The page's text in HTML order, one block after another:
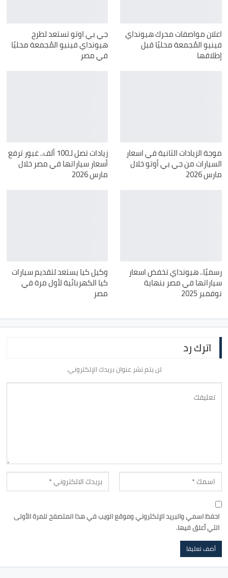
اعلان مواصفات محرك هيونداي
فينيو المُجمعة محليًا قبل
إطلاقها
جي بي اوتو تستعد لطرح
هيونداي فينيو المُجمعة محليًا
في مصر
موجة الزيادات الثانية في اسعار
السيارات من جي بي أوتو خلال
مارس 2026
زيادات تصل لـ100 ألف.. غبور ترفع
أسعار سياراتها في مصر خلال
مارس 2026
رسميًا.. هيونداي تخفض اسعار
سياراتها في مصر بنهاية
نوفمبر 2025
وكيل كيا يستعد لتقديم سيارات
كيا الكهربائية لأول مرة في
مصر
اترك رد
لن يتم نشر عنوان بريدك الإلكتروني.
احفظ اسمي والبريد الإلكتروني وموقع الويب في هذا المتصفح للمرة الأولى
التي أعلق فيها.